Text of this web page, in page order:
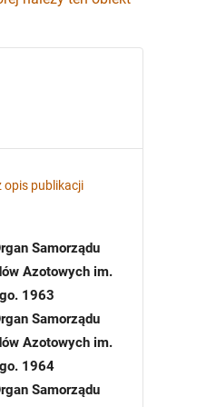
opis publikacji
Samorządu
Azotowych im.
1963
Samorządu
Azotowych im.
1964
Samorządu